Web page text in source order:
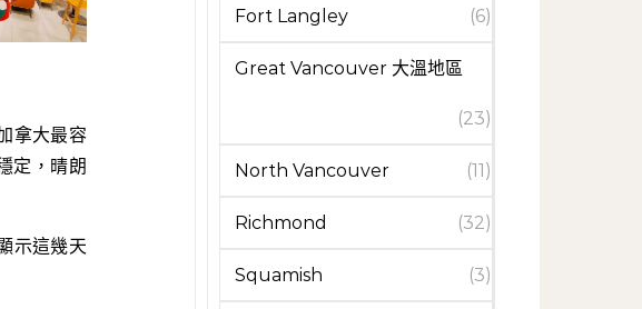
拿大最容
定，晴朗
示這幾天
Fort Langley (6)
Great Vancouver 大溫地區
(23)
North Vancouver (11)
Richmond (32)
Squamish (3)